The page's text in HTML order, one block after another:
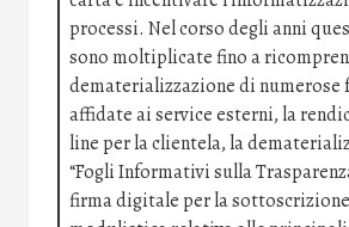
processi. Nel corso degli anni
sono moltiplicate fino a
dematerializzazione di numerose
affidate ai service esterni, la
line per la clientela, la
“Fogli Informativi sulla
firma digitale per la